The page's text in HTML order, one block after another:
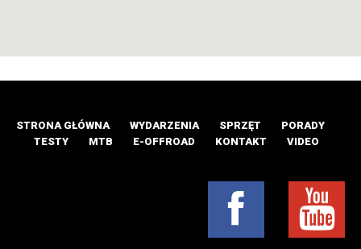
STRONA GŁÓWNA WYDARZENIA SPRZĘT
PORADY
TESTY
MTB E-OFFROAD KONTAKT VIDEO